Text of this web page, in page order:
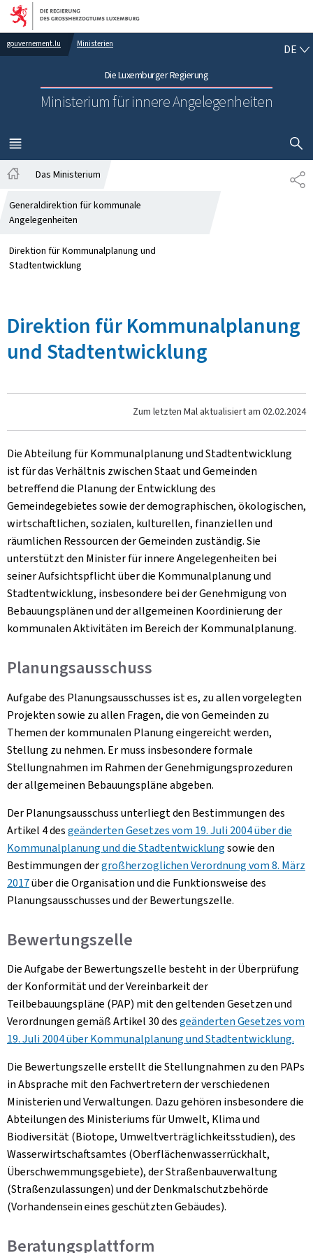
Zur Hauptnavigation
Zum Inhalt
gouvernement.lu Ministerien
Die Luxemburger Regierung
Ministerium für innere Angelegenheiten
DE
MENÜ
HAUPT-
Das Ministerium
Generaldirektion für kommunale
Angelegenheiten
Direktion für Kommunalplanung und
Stadtentwicklung
Direktion für Kommunalplanung
und Stadtentwicklung
Zum letzten Mal aktualisiert am 02.02.2024
Die Abteilung für Kommunalplanung und Stadtentwicklung
ist für das Verhältnis zwischen Staat und Gemeinden
betreffend die Planung der Entwicklung des
Gemeindegebietes sowie der demographischen, ökologischen,
wirtschaftlichen, sozialen, kulturellen, finanziellen und
räumlichen Ressourcen der Gemeinden zuständig. Sie
unterstützt den Minister für innere Angelegenheiten bei
seiner Aufsichtspflicht über die Kommunalplanung und
Stadtentwicklung, insbesondere bei der Genehmigung von
Bebauungsplänen und der allgemeinen Koordinierung der
kommunalen Aktivitäten im Bereich der Kommunalplanung.
Planungsausschuss
Aufgabe des Planungsausschusses ist es, zu allen vorgelegten
Projekten sowie zu allen Fragen, die von Gemeinden zu
Themen der kommunalen Planung eingereicht werden,
Stellung zu nehmen. Er muss insbesondere formale
Stellungnahmen im Rahmen der Genehmigungsprozeduren
der allgemeinen Bebauungspläne abgeben.
Der Planungsausschuss unterliegt den Bestimmungen des
Artikel 4 desgeänderten Gesetzes vom 19. Juli 2004 über die
Kommunalplanung und die Stadtentwicklungsowie den
Bestimmungen dergroßherzoglichen Verordnung vom 8. März
2017über die Organisation und die Funktionsweise des
Planungsausschusses und der Bewertungszelle.
Bewertungszelle
Die Aufgabe der Bewertungszelle besteht in der Überprüfung
der Konformität und der Vereinbarkeit der
Teilbebauungspläne (PAP) mit den geltenden Gesetzen und
Verordnungen gemäß Artikel 30 desgeänderten Gesetzes vom
19. Juli 2004 über Kommunalplanung und Stadtentwicklung.
Die Bewertungszelle erstellt die Stellungnahmen zu den PAPs
in Absprache mit den Fachvertretern der verschiedenen
Ministerien und Verwaltungen. Dazu gehören insbesondere die
Abteilungen des Ministeriums für Umwelt, Klima und
Biodiversität (Biotope, Umweltverträglichkeitsstudien), des
Wasserwirtschaftsamtes (Oberflächenwasserrückhalt,
Überschwemmungsgebiete), der Straßenbauverwaltung
(Straßenzulassungen) und der Denkmalschutzbehörde
(Vorhandensein eines geschützten Gebäudes).
Beratungsplattform